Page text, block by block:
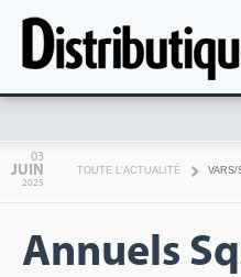
03
JUIN
2025
TOUTE L'ACTUALITÉ VARS/
Annuels